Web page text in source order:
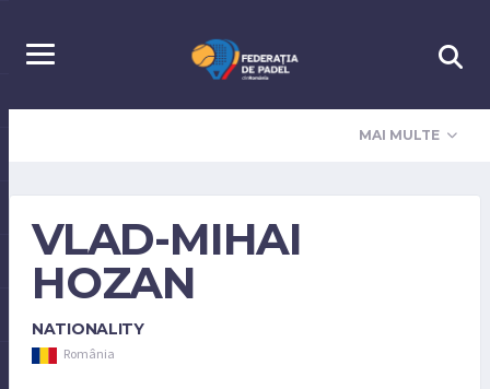
MAI MULTE
VLAD-MIHAI
HOZAN
NATIONALITY
România